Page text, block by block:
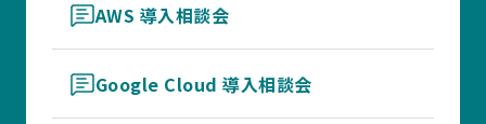
AWS 導入相談会
Google Cloud 導入相談会